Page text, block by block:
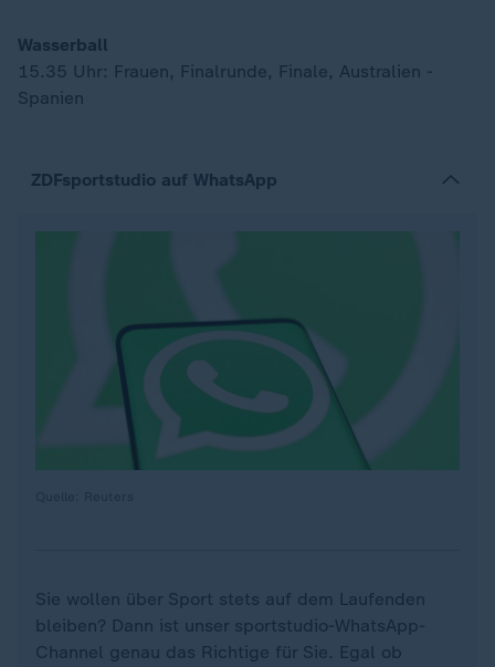
Wasserball
15.35 Uhr: Frauen, Finalrunde, Finale, Australien -
Spanien
ZDFsportstudio auf WhatsApp
Sie wollen über Sport stets auf dem Laufenden
bleiben? Dann ist unser sportstudio-WhatsApp-
Channel genau das Richtige für Sie. Egal ob